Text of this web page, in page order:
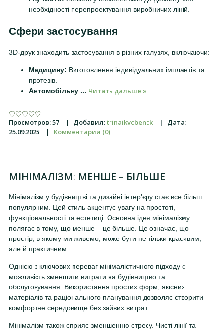
необхідності перепроектування виробничих ліній.
Сфери застосування
3D-друк знаходить застосування в різних галузях, включаючи:
Медицину: Виготовлення індивідуальних імплантів та
протезів.
Автомобільну ... Читать дальше »
Просмотров:57 | Добавил:trinaikvcbenck |
Дата:
25.09.2025
| Комментарии (0)
МІНІМАЛІЗМ: МЕНШЕ – БІЛЬШЕ
Мінімалізм у будівництві та дизайні інтер'єру стає все більш
популярним. Цей стиль акцентує увагу на простоті,
функціональності та естетиці. Основна ідея мінімалізму
полягає в тому, що менше – це більше. Це означає, що
простір, в якому ми живемо, може бути не тільки красивим,
але й практичним.
Однією з ключових переваг мінімалістичного підходу є
можливість зменшити витрати на будівництво та
обслуговування. Використання простих форм, якісних
матеріалів та раціонального планування дозволяє створити
комфортне середовище без зайвих витрат.
Мінімалізм також сприяє зменшенню стресу. Чисті лінії та